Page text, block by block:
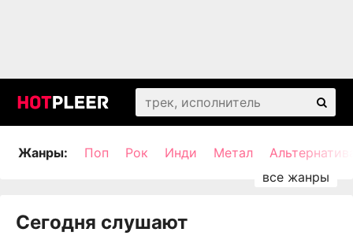
Жанры: Поп Рок Инди Метал
Сегодня слушают